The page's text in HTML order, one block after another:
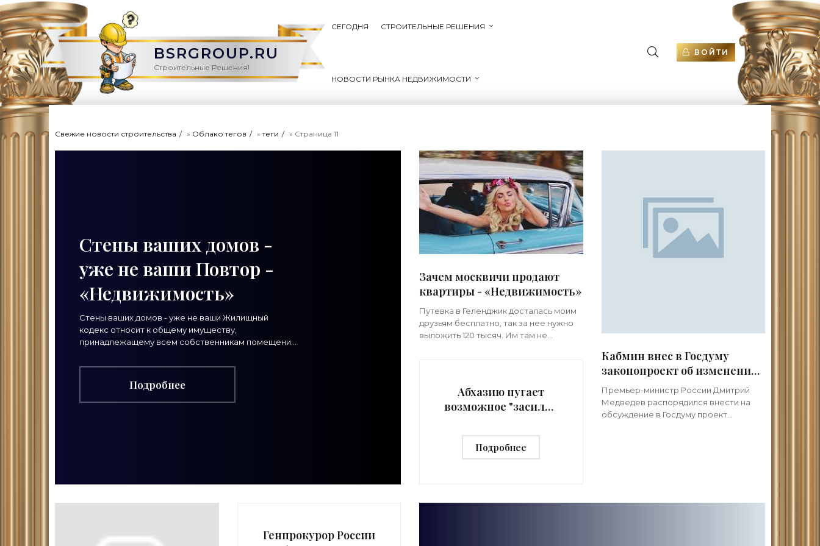
BSRGROUP.RU
Строительные Решения!
СЕГОДНЯ СТРОИТЕЛЬНЫЕ РЕШЕНИЯ
НОВОСТИ РЫНКА НЕДВИЖИМОСТИ
ВОЙТИ
Свежие новости строительства » Облако тегов »теги » Страница 11
Стены ваших домов -
уже не ваши Повтор -
«Недвижимость»
Стены ваших домов - уже не ваши Жилищный
кодекс относит к общему имуществу,
принадлежащему всем собственникам помещений
стенами что-то
Подробнее
Зачем москвичи продают
квартиры - «Недвижимость»
Путевка в Геленджик досталась моим
друзьям бесплатно, так за нее нужно
выложить 120 тысяч. Им там не
Кабмин внес в Госдуму
законопроект об изменении
кадастровой оценки -
«Недвижимость»
Премьер-министр России Дмитрий
Медведев распорядился внести на
обсуждение в Госдуму проект
Абхазию пугает
возможное "засилье
«Недвижимость»
Подробнее
Генпрокурор России